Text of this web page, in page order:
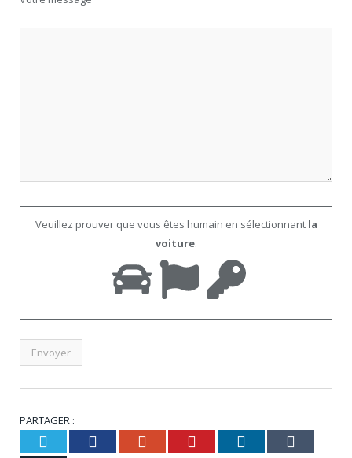
Veuillez prouver que vous êtes humain en sélectionnantla
voiture.
PARTAGER :
TwitterFacebookGoogle+Pinterest
LinkedIn